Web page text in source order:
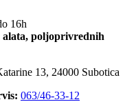
16h
alata, poljoprivrednih
13, 24000 Subotica
063/46-33-12